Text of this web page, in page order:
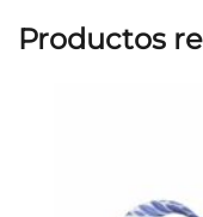
Productos